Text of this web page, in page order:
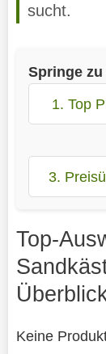
sucht.
Springe
1. Top
3.
Top-
Keine